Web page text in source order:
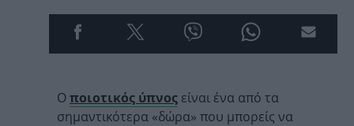
Οποιοτικός ύπνος είναι ένα από τα
σημαντικότερα «δώρα» που μπορείς να